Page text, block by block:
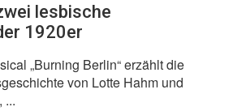
lesbische
1920er
„Burning Berlin“ erzählt die
von Lotte Hahm und
...